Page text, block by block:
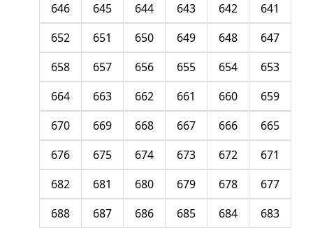
641
642
643
644
645
646
647
648
649
650
651
652
653
654
655
656
657
658
659
660
661
662
663
664
665
666
667
668
669
670
671
672
673
674
675
676
677
678
679
680
681
682
683
684
685
686
687
688